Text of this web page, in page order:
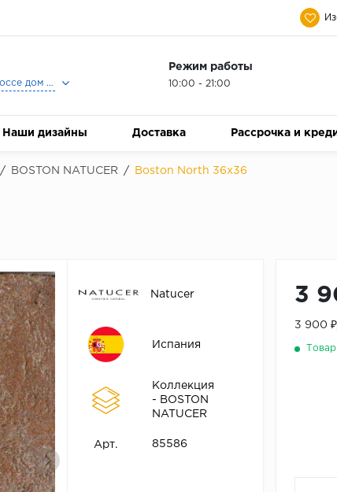
Москва, Ленинградское шоссе дом 25, Торговый Центр Family Room, 2-ой этаж, Магазин Керамический Бум.
Режим работы
10:00 - 21:00
Наши дизайны Доставка Рассрочка и
/ BOSTON NATUCER / Boston North 36х36
Natucer
Испания
Коллекция
- BOSTON
NATUCER
Арт. 85586
3
3 900